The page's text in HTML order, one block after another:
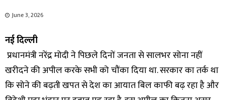
June 3, 2026
नई दिल्ली
प्रधानमंत्री नरेंद्र मोदी ने पिछले दिनों जनता से सालभर सोना नहीं
खरीदने की अपील करके सभी को चौंका दिया था. सरकार का तर्क था
कि सोने की बढ़ती खपत से देश का आयात बिल काफी बढ़ रहा है और